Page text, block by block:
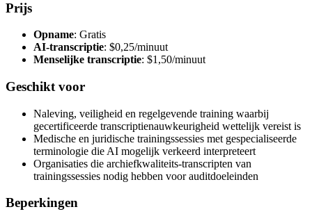
Prijs
Opname: Gratis
AI-transcriptie: $0,25/minuut
Menselijke transcriptie: $1,50/minuut
Geschikt voor
Naleving, veiligheid en regelgevende training waarbij
gecertificeerde transcriptienauwkeurigheid wettelijk vereist is
Medische en juridische trainingssessies met gespecialiseerde
terminologie die AI mogelijk verkeerd interpreteert
Organisaties die archiefkwaliteits-transcripten van
trainingssessies nodig hebben voor auditdoeleinden
Beperkingen